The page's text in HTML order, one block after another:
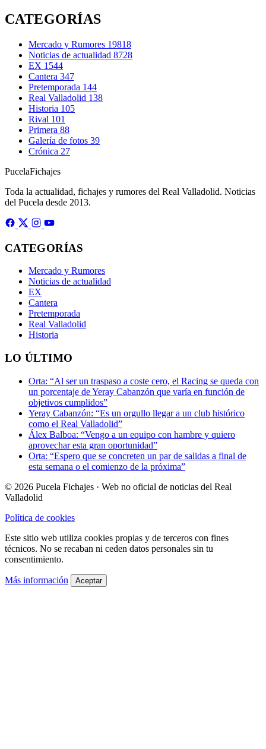
CATEGORÍAS
Mercado y Rumores 19818
Noticias de actualidad 8728
EX 1544
Cantera 347
Pretemporada 144
Real Valladolid 138
Historia 105
Rival 101
Primera 88
Galería de fotos 39
Crónica 27
PucelaFichajes
Toda la actualidad, fichajes y rumores del Real Valladolid. Noticias
del Pucela desde 2013.
CATEGORÍAS
Mercado y Rumores
Noticias de actualidad
EX
Cantera
Pretemporada
Real Valladolid
Historia
LO ÚLTIMO
Orta: “Al ser un traspaso a coste cero, el Racing se queda con
un porcentaje de Yeray Cabanzón que varía en función de
objetivos cumplidos”
Yeray Cabanzón: “Es un orgullo llegar a un club histórico
como el Real Valladolid”
Álex Balboa: “Vengo a un equipo con hambre y quiero
aprovechar esta gran oportunidad”
Orta: “Espero que se concreten un par de salidas a final de
esta semana o el comienzo de la próxima”
© 2026 Pucela Fichajes · Web no oficial de noticias del Real
Valladolid
Política de cookies
Este sitio web utiliza cookies propias y de terceros con fines
técnicos. No se recaban ni ceden datos personales sin tu
consentimiento.
Más información Aceptar